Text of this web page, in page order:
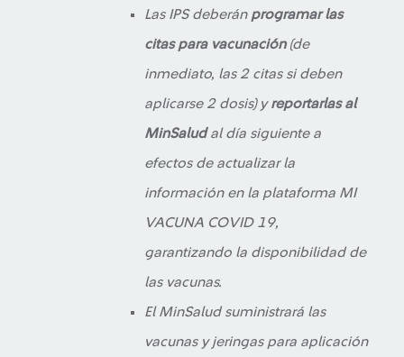
Las IPS deberán programar las
citas para vacunación(de
inmediato, las 2 citas si deben
aplicarse 2 dosis) yreportarlas al
MinSaludal día siguiente a
efectos de actualizar la
información en la plataforma MI
VACUNA COVID 19,
garantizando la disponibilidad de
las vacunas.
El MinSalud suministrará las
vacunas y jeringas para aplicación